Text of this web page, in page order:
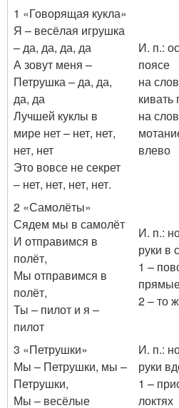
1 «Говорящая кукла»
Я – весёлая игрушка
– да, да, да, да
А зовут меня –
Петрушка – да, да,
да, да
Лучшей куклы в
мире нет – нет, нет,
нет, нет
Это вовсе не секрет
– нет, нет, нет, нет.
И. п.:
поясе
на
кивать
на
влево
2 «Самолёты»
Сядем мы в самолёт
И отправимся в
полёт,
Мы отправимся в
полёт,
Ты – пилот и я –
пилот
И. п.:
руки в
1 –
2 – то
3 «Петрушки»
Мы – Петрушки, мы –
Петрушки,
Мы – весёлые
И. п.:
руки
1 –
локтях